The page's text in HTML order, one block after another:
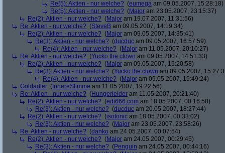
Re(5): Aktien - nur welche? (eumega am 09.05.2007, 15:28:18)
Re(5): Aktien - nur welche? (Major am 23.05.2007, 23:15:37)
Re(2): Aktien - nur welche? (Major am 19.07.2007, 11:31:56)
Re: Aktien - nur welche? (SteveB am 09.05.2007, 14:19:34)
Re(2): Aktien - nur welche? (Major am 09.05.2007, 14:35:41)
Re(3): Aktien - nur welche? (ducduc am 09.05.2007, 16:57:59)
Re(4): Aktien - nur welche? (Major am 11.05.2007, 20:10:27)
Re: Aktien - nur welche? (Yucko the clown am 09.05.2007, 14:51:33)
Re(2): Aktien - nur welche? (Major am 09.05.2007, 15:20:58)
Re(3): Aktien - nur welche? (Yucko the clown am 09.05.2007,
Re(4): Aktien - nur welche? (Major am 09.05.2007, 19:49:24)
Goldadler ( InnereStimme am 11.05.2007, 19:22:56)
Re: Aktien - nur welche? (Hungerleider am 11.05.2007, 20:21:40)
Re(2): Aktien - nur welche? (edi666.com am 18.05.2007, 00:16:58)
Re(3): Aktien - nur welche? (ducduc am 20.05.2007, 18:27:44)
Re(2): Aktien - nur welche? (isotonic am 18.05.2007, 00:33:02)
Re(3): Aktien - nur welche? (Major am 23.05.2007, 23:58:26)
Re: Aktien - nur welche? (danko am 24.05.2007, 00:07:54)
Re(2): Aktien - nur welche? (Major am 24.05.2007, 00:29:45)
Re(3): Aktien - nur welche? (Penguin am 24.05.2007, 00:44:16)